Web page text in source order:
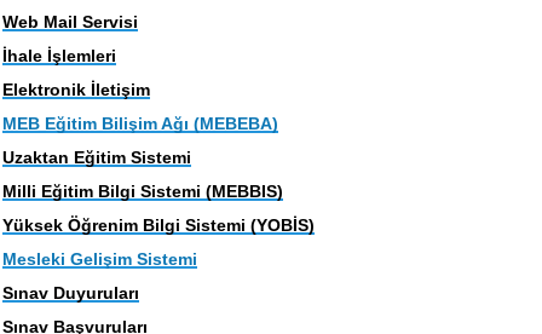
Web Mail Servisi
İhale İşlemleri
Elektronik İletişim
MEB Eğitim Bilişim Ağı (MEBEBA)
Uzaktan Eğitim Sistemi
Milli Eğitim Bilgi Sistemi (MEBBIS)
Yüksek Öğrenim Bilgi Sistemi (YOBİS)
Mesleki Gelişim Sistemi
Sınav Duyuruları
Sınav Başvuruları